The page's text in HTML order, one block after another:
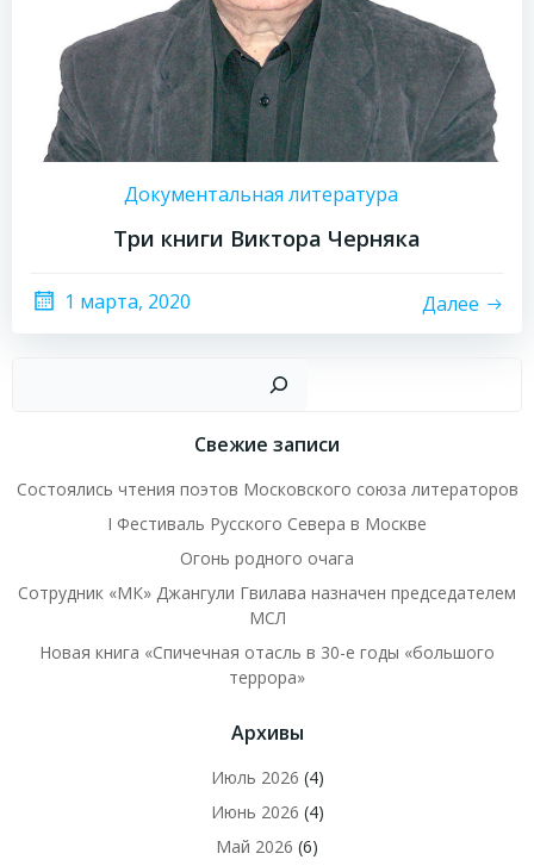
Документальная литература
Три книги Виктора Черняка
1 марта, 2020 Далее
Свежие записи
Состоялись чтения поэтов Московского союза литераторов
I Фестиваль Русского Севера в Москве
Огонь родного очага
Сотрудник «МК» Джангули Гвилава назначен председателем
МСЛ
Новая книга «Спичечная отасль в 30-е годы «большого
террора»
Архивы
Июль 2026 (4)
Июнь 2026 (4)
Май 2026 (6)